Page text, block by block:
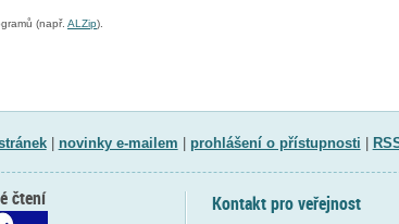
(např. ALZip).
| novinky e-mailem prohlášení o přístupnosti
Kontakt pro veřejnost
čtení